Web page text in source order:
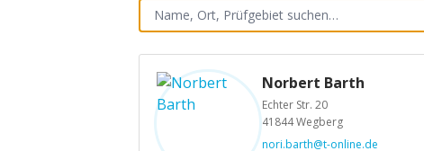
Norbert Barth
Echter Str. 20
41844 Wegberg
nori.barth@t-online.de